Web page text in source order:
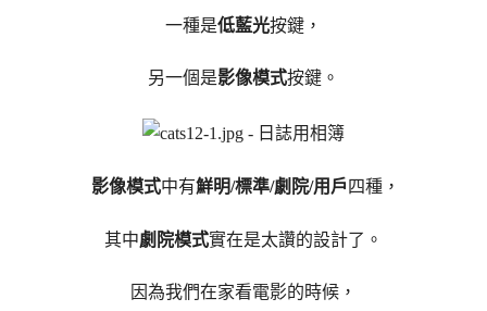
一種是低藍光按鍵，
另一個是影像模式按鍵。
影像模式中有鮮明/標準/劇院/用戶 四種，
其中劇院模式實在是太讚的設計了。
因為我們在家看電影的時候，